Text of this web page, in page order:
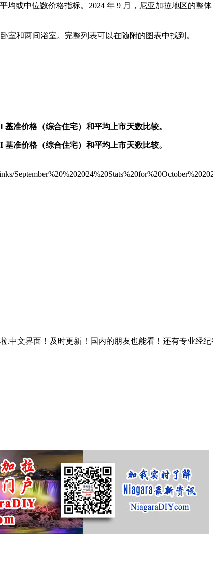
或中位数价格指标。2024 年 9 月，尼亚加拉地区的整
室和两间浴室。完整列表可以在随附的图表中找到。
准价格（综合住宅）和平均上市天数比较。
准价格（综合住宅）和平均上市天数比较。
.中文界面！及时更新！国内的朋友也能看！还有专业经